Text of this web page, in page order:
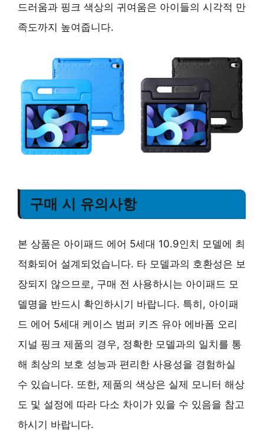
드러움과 핑크 색상의 귀여움은 아이들의 시각적 만
족도까지 높여줍니다.
구매 시 유의사항
본 상품은 아이패드 에어 5세대 10.9인치 모델에 최
적화되어 설계되었습니다. 타 모델과의 호환성은 보
장되지 않으므로, 구매 전 사용하시는 아이패드 모
델명을 반드시 확인하시기 바랍니다. 특히, 아이패
드 에어 5세대 케이스 범퍼 키즈 유아 에바폼 오리
지널 핑크 제품의 경우, 정확한 모델과의 일치를 통
해 최상의 보호 성능과 편리한 사용성을 경험하실
수 있습니다. 또한, 제품의 색상은 실제 모니터 해상
도 및 설정에 따라 다소 차이가 있을 수 있음을 참고
하시기 바랍니다.